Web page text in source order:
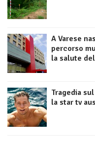
A Varese
percorso
la salute
Tragedia
la star tv